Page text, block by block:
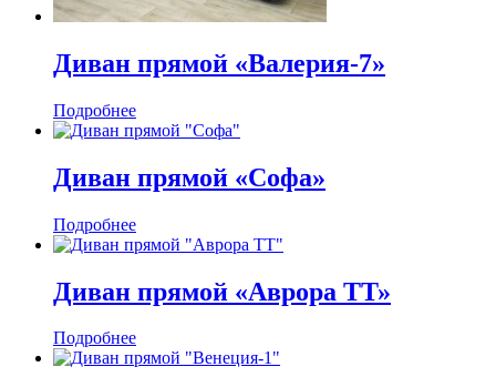
Диван прямой «Валерия-7»
Подробнее
Диван прямой «Софа»
Подробнее
Диван прямой «Аврора ТТ»
Подробнее